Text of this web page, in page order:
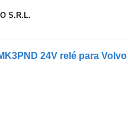
S.R.L.
24V relé para